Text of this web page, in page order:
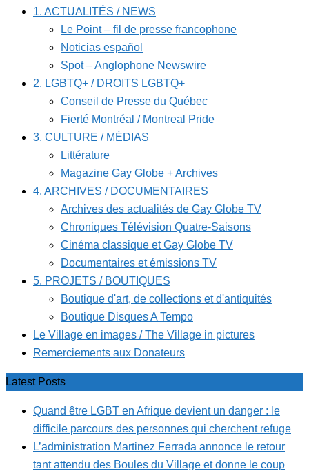
1. ACTUALITÉS / NEWS
Le Point – fil de presse francophone
Noticias español
Spot – Anglophone Newswire
2. LGBTQ+ / DROITS LGBTQ+
Conseil de Presse du Québec
Fierté Montréal / Montreal Pride
3. CULTURE / MÉDIAS
Littérature
Magazine Gay Globe + Archives
4. ARCHIVES / DOCUMENTAIRES
Archives des actualités de Gay Globe TV
Chroniques Télévision Quatre-Saisons
Cinéma classique et Gay Globe TV
Documentaires et émissions TV
5. PROJETS / BOUTIQUES
Boutique d'art, de collections et d'antiquités
Boutique Disques A Tempo
Le Village en images / The Village in pictures
Remerciements aux Donateurs
Latest Posts
Quand être LGBT en Afrique devient un danger : le
difficile parcours des personnes qui cherchent refuge
L’administration Martinez Ferrada annonce le retour
tant attendu des Boules du Village et donne le coup